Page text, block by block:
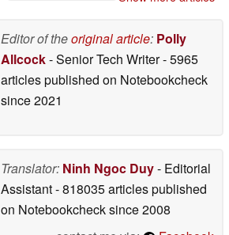
Editor of theoriginal article: Polly
Allcock- Senior Tech Writer- 5965
articles published on Notebookcheck
since 2021
Translator: Ninh Ngoc Duy- Editorial
Assistant- 818035 articles published
on Notebookchecksince 2008